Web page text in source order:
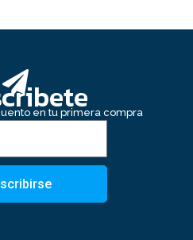
en tu primera compra